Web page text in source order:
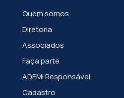
Quem somos
Diretoria
Associados
Faça parte
ADEMI Responsável
Cadastro